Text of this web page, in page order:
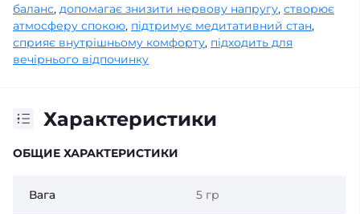
баланс, допомагає знизити нервову напругу, створює
атмосферу спокою, підтримує медитативний стан,
сприяє внутрішньому комфорту, підходить для
вечірнього відпочинку
Характеристики
ОБЩИЕ ХАРАКТЕРИСТИКИ
Вага 5 гр